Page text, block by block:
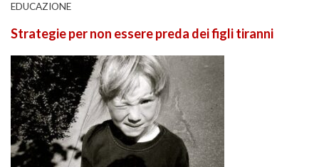
EDUCAZIONE
Strategie per non essere preda dei figli tiranni